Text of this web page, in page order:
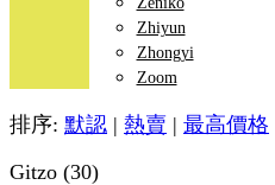
Zhiyun
Zhongyi
Zoom
排序: 默認 | 熱賣 | 最高價格
Gitzo (30)